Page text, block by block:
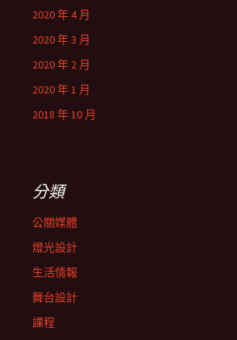
2020 年 4 月
2020 年 3 月
2020 年 2 月
2020 年 1 月
2018 年 10 月
分類
公關媒體
燈光設計
生活情報
舞台設計
課程